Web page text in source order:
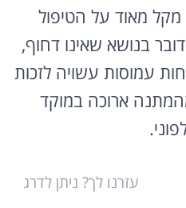
מקל מאוד על הטיפול
בנושא שאינו דחוף,
עמוסות עשויה לזכות
ארוכה במוקד
עזרנו לך? ניתן לדרג